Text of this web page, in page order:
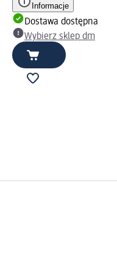
Informacje
Dostawa dostępna
Wybierz sklep dm